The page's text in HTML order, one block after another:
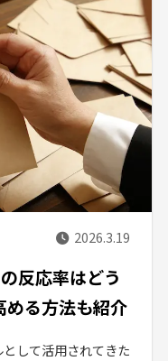
2026.3.19
反応率はどう
る方法も紹介
して活用されてきた